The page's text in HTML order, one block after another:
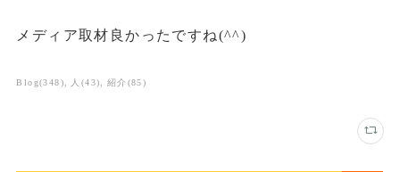
メディア取材良かったですね(^^)
Blog(348) 人 (43) 紹介 (85)